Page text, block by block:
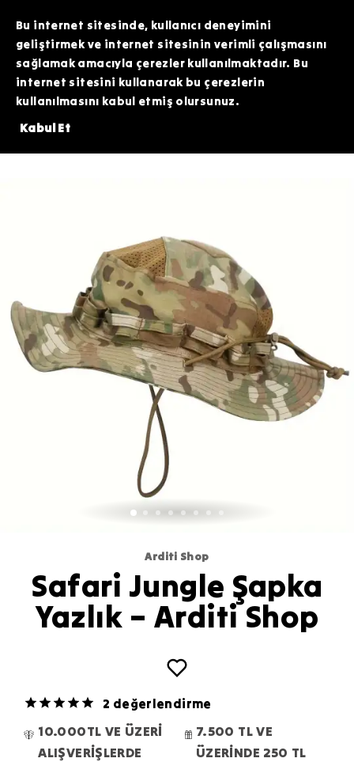
HATTIMIZDAN BİZİMLE İLETİŞİME GEÇEBİLİRSİNİZ. SİZE EN İYİ FIRSATLARI
SUNMAK İÇİN BURADAYIZ!
Bu internet sitesinde, kullanıcı deneyimini
geliştirmek ve internet sitesinin verimli çalışmasını
sağlamak amacıyla çerezler kullanılmaktadır. Bu
internet sitesini kullanarak bu çerezlerin
kullanılmasını kabul etmiş olursunuz.
Kabul Et
TACTİCAL SİLİKON PATCH HEDİYE!⚠️ ⚠️3.000 TL VE ÜZERİNDE
Arditi Shop
Safari Jungle Şapka
Yazlık – Arditi Shop
2 değerlendirme
10.000TL VE ÜZERİ
ALIŞVERİŞLERDE
7.500 TL VE
ÜZERİNDE 250 TL